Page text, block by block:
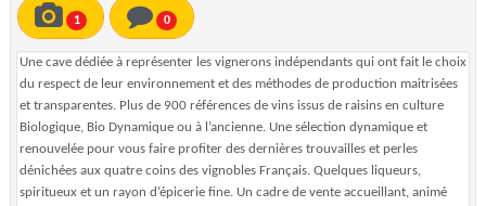
1 0
Une cave dédiée à représenter les vignerons indépendants qui ont fait le choix
du respect de leur environnement et des méthodes de production maitrisées
et transparentes. Plus de 900 références de vins issus de raisins en culture
Biologique, Bio Dynamique ou à l’ancienne. Une sélection dynamique et
renouvelée pour vous faire profiter des dernières trouvailles et perles
dénichées aux quatre coins des vignobles Français. Quelques liqueurs,
spiritueux et un rayon d’épicerie fine. Un cadre de vente accueillant, animé